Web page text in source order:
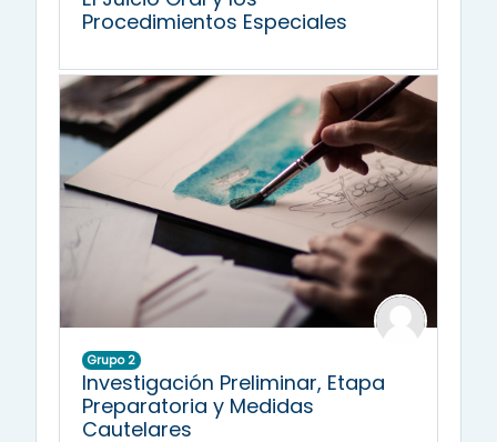
Procedimientos Especiales
Grupo 2
Investigación Preliminar, Etapa
Preparatoria y Medidas
Cautelares